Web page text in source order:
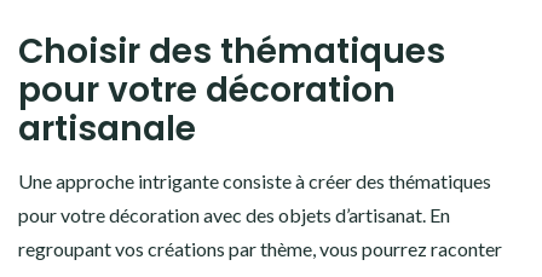
Choisir des thématiques
pour votre décoration
artisanale
Une approche intrigante consiste à créer des thématiques
pour votre décoration avec des objets d’artisanat. En
regroupant vos créations par thème, vous pourrez raconter